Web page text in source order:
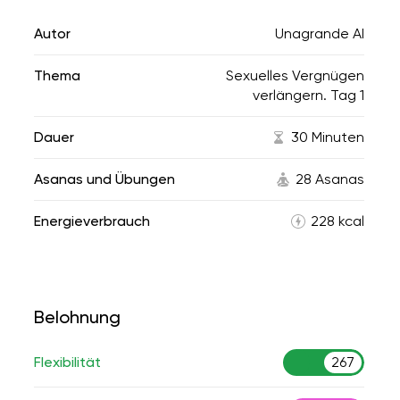
Autor Unagrande AI
Thema
Sexuelles Vergnügen
verlängern. Tag 1
Dauer 30 Minuten
Asanas und Übungen 28 Asanas
Energieverbrauch 228 kcal
Belohnung
Flexibilität 267